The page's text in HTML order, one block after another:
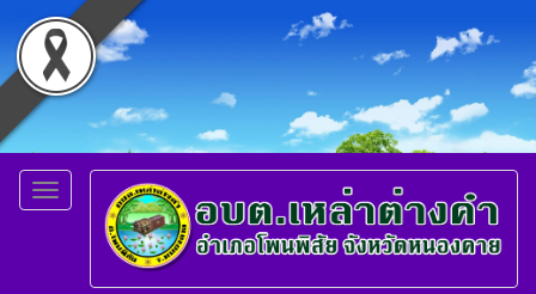
Toggle
navigation